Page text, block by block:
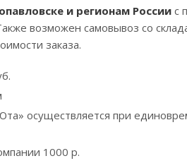
и регионам Россиис
возможен самовывоз со
заказа.
осуществляется при
1000 р.